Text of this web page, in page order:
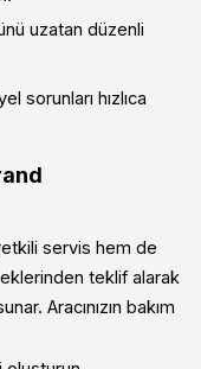
uzatan düzenli
sorunları hızlıca
servis hem de
teklif alarak
Aracınızın bakım